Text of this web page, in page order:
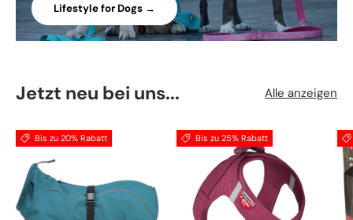
Lifestyle for Dogs →
Jetzt neu bei uns... Alle anzeigen
Bis zu 20% Rabatt Bis zu 25% Rabatt